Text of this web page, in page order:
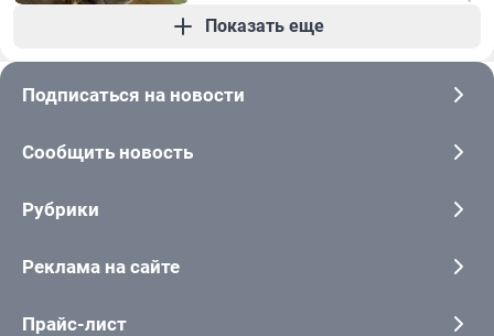
Показать еще
Подписаться на новости
Сообщить новость
Рубрики
Реклама на сайте
Прайс-лист